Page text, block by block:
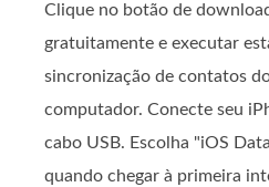
Clique no botão de
gratuitamente e executar
sincronização de contatos
computador. Conecte seu
cabo USB. Escolha "iOS
quando chegar à primeira